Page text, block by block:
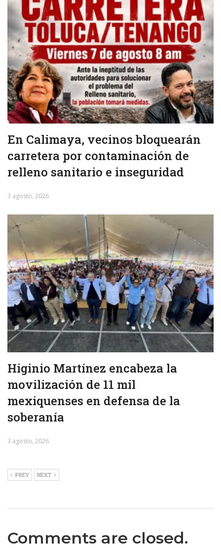
En Calimaya, vecinos bloquearán
carretera por contaminación de
relleno sanitario e inseguridad
3 agosto, 2026
Higinio Martínez encabeza la
movilización de 11 mil
mexiquenses en defensa de la
soberanía
3 agosto, 2026
PREV NEXT
Comments are closed.